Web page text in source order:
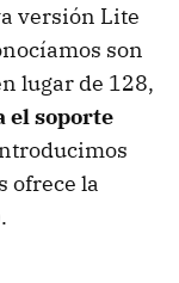
versión Lite
son
lugar de 128,
el soporte
ofrece la